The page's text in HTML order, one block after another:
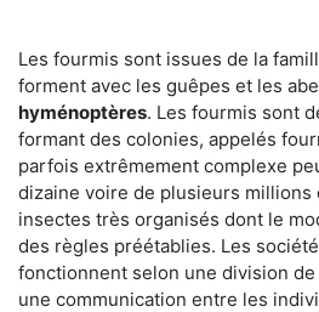
Les fourmis sont issues de la
forment avec les guêpes et les
hyménoptères. Les fourmis sont
formant des colonies, appelés
parfois extrêmement complexe
dizaine voire de plusieurs millions
insectes très organisés dont le
des règles préétablies. Les
fonctionnent selon une division
une communication entre les